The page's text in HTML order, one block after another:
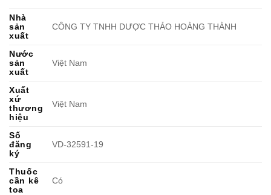
Nhà
sản
xuất
CÔNG TY TNHH DƯỢC THẢO HOÀNG THÀNH
Nước
sản
xuất
Việt Nam
Xuất
xứ
thương
hiệu
Việt Nam
Số
đăng
ký
VD-32591-19
Thuốc
cần kê
toa
Có